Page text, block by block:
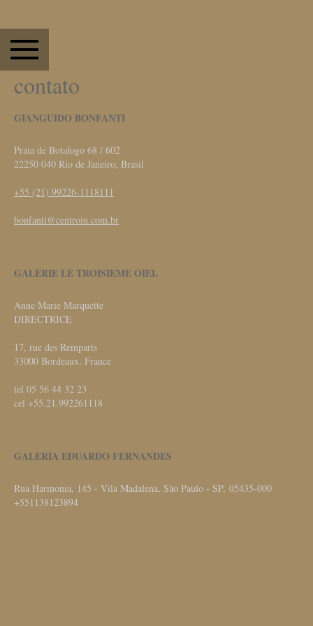
contato
GIANGUIDO BONFANTI
Praia de Botafogo 68 / 602
22250 040 Rio de Janeiro, Brasil
+55 (21) 99226-1118111
bonfanti@centroin.com.br
GALERIE LE TROISIEME OIEL
Anne Marie Marquette
DIRECTRICE
17, rue des Remparts
33000 Bordeaux, France
tel 05 56 44 32 23
cel +55.21.992261118
GALERIA EDUARDO FERNANDES
Rua Harmonia, 145 - Vila Madalena, São Paulo - SP, 05435-000
+551138123894